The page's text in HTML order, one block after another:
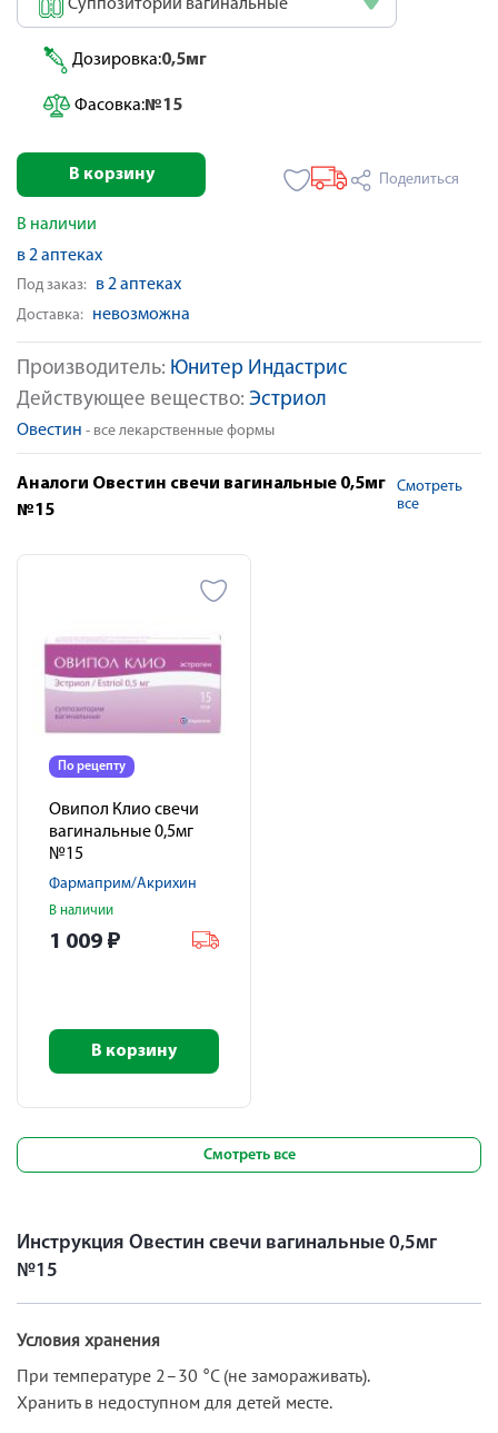
Производитель: Юнитер Индастрис
Действующее вещество: Эстриол
Овестин - все лекарственные формы
Суппозитории вагинальные
Дозировка:0,5мг
Фасовка:№15
В корзину Поделиться
В наличии
в 2 аптеках
Под заказ: в 2 аптеках
Доставка: невозможна
Аналоги Овестин свечи вагинальные 0,5мг
№15
Смотреть
все
По рецепту
Овипол Клио свечи
вагинальные 0,5мг
№15
Фармаприм/Акрихин
В наличии
1 009 ₽
В корзину
Смотреть все
Инструкция Овестин свечи вагинальные 0,5мг
№15
Условия хранения
При температуре 2–30 °C (не замораживать).
Хранить в недоступном для детей месте.